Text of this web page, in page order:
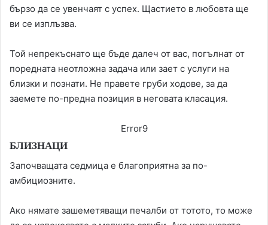
бързо да се увенчаят с успех. Щастието в любовта ще
ви се изплъзва.
Той непрекъснато ще бъде далеч от вас, погълнат от
поредната неотложна задача или зает с услуги на
близки и познати. Не правете груби ходове, за да
заемете по-предна позиция в неговата класация.
Error9
БЛИЗНАЦИ
Започващата седмица е благоприятна за по-
амбициозните.
Ако нямате зашеметяващи печалби от тотото, то може